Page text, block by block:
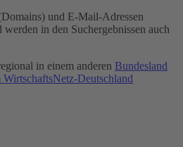
und E-Mail-Adressen
in den Suchergebnissen auch
in einem anderen Bundesland
Deutschland